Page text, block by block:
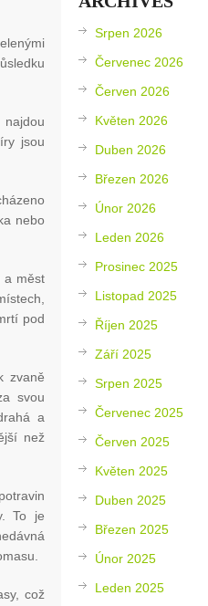
jsou
nebo
a měst
pod
zvaně
svou
a
než
To je
což
Srpen 2026
Červenec 2026
Červen 2026
Květen 2026
Duben 2026
Březen 2026
Únor 2026
Leden 2026
Prosinec 2025
Listopad 2025
Říjen 2025
Září 2025
Srpen 2025
Červenec 2025
Červen 2025
Květen 2025
Duben 2025
Březen 2025
Únor 2025
Leden 2025